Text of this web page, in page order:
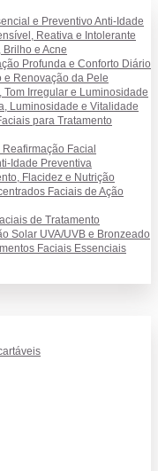
e Preventivo Anti-Idade
Reativa e Intolerante
e Acne
Profunda e Conforto Diário
e Renovação da Pele
Irregular e Luminosidade
Luminosidade e Vitalidade
para Tratamento
Facial
Idade Preventiva
Flacidez e Nutrição
Faciais de Ação
de Tratamento
Solar UVA/UVB e Bronzeado
Faciais Essenciais